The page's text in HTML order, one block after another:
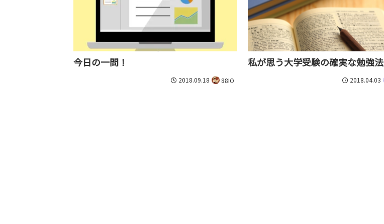
今日の一問！
2018.09.18 88IO
私が思う大学受験の確実な勉強法
2018.04.03